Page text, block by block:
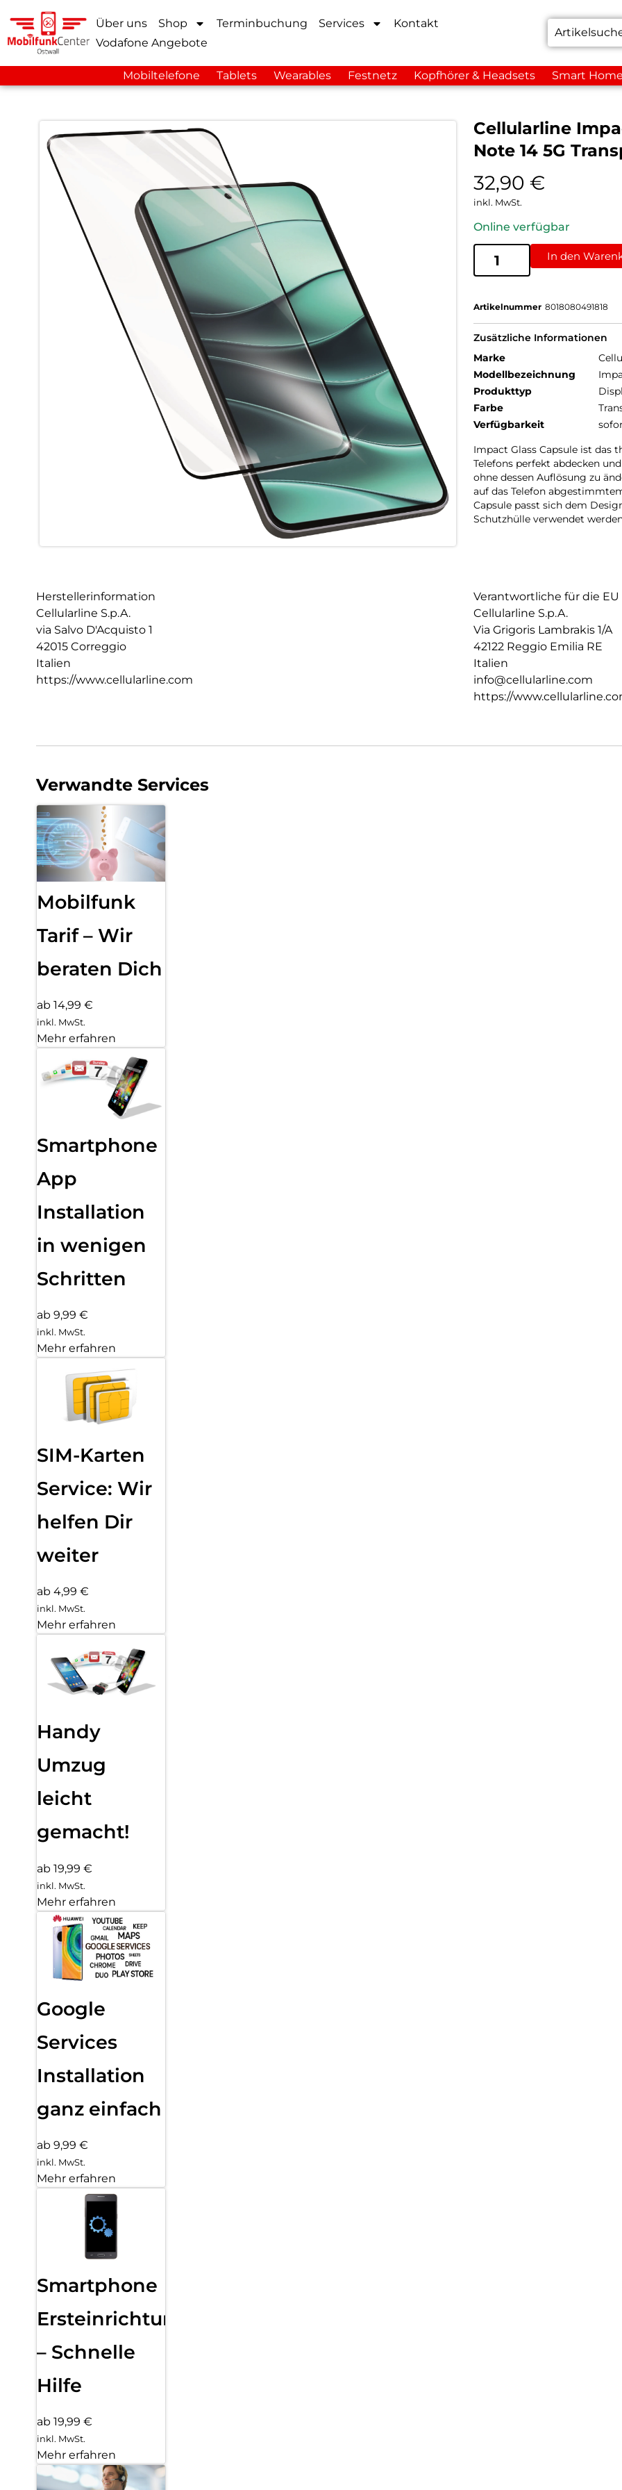
Über uns Shop Terminbuchung Services
Kontakt
Vodafone Angebote
Mobiltelefone Tablets Wearables Festnetz Kopfhörer & Headsets Smart
Cellularline
Note 14 5G
32,90 €
inkl. MwSt.
Online verfügbar
In den
Artikelnummer 8018080491818
Zusätzliche Informationen
Marke
Modellbezeichnung
Produkttyp
Farbe
Verfügbarkeit
Impact Glass Capsule ist das
Telefons perfekt abdecken
ohne dessen Auflösung zu
auf das Telefon
Capsule passt sich dem
Schutzhülle verwendet
Herstellerinformation
Cellularline S.p.A.
via Salvo D'Acquisto 1
42015 Correggio
Italien
https://www.cellularline.com
Verantwortliche für die EU
Cellularline S.p.A.
Via Grigoris Lambrakis 1/A
42122 Reggio Emilia RE
Italien
info@cellularline.com
https://
Verwandte Services
Mobilfunk
Tarif – Wir
beraten Dich
ab 14,99 €
inkl. MwSt.
Mehr erfahren
Smartphone
App
Installation
in wenigen
Schritten
ab 9,99 €
inkl. MwSt.
Mehr erfahren
SIM-Karten
Service: Wir
helfen Dir
weiter
ab 4,99 €
inkl. MwSt.
Mehr erfahren
Handy
Umzug
leicht
gemacht!
ab 19,99 €
inkl. MwSt.
Mehr erfahren
Google
Services
Installation
ganz einfach
ab 9,99 €
inkl. MwSt.
Mehr erfahren
Smartphone
Ersteinrichtung
– Schnelle
Hilfe
ab 19,99 €
inkl. MwSt.
Mehr erfahren